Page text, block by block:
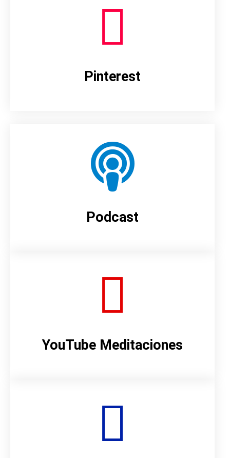
Pinterest
Podcast
YouTube Meditaciones